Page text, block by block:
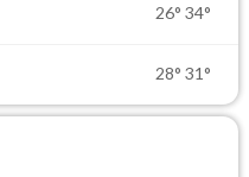
26° 34°
28° 31°